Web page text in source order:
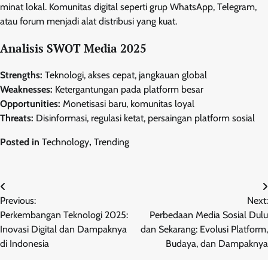
minat lokal. Komunitas digital seperti grup WhatsApp, Telegram,
atau forum menjadi alat distribusi yang kuat.
Analisis SWOT Media 2025
Strengths: Teknologi, akses cepat, jangkauan global
Weaknesses: Ketergantungan pada platform besar
Opportunities: Monetisasi baru, komunitas loyal
Threats: Disinformasi, regulasi ketat, persaingan platform sosial
Posted in Technology, Trending
Post
navigation
Previous:
Perkembangan Teknologi 2025:
Inovasi Digital dan Dampaknya
di Indonesia
Next:
Perbedaan Media Sosial Dulu
dan Sekarang: Evolusi Platform,
Budaya, dan Dampaknya